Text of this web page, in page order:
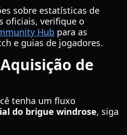
sobre estatísticas de
oficiais, verifique o
Hub para as
e guias de jogadores.
de
tenha um fluxo
do brigue windrose, siga